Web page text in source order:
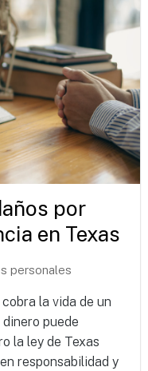
por
en Texas
personales
la vida de un
puede
la ley de Texas
responsabilidad y